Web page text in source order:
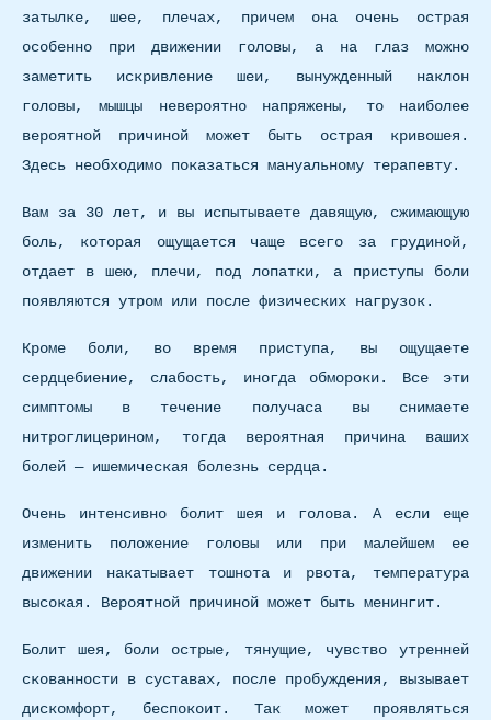
затылке, шее, плечах, причем она очень острая
особенно при движении головы, а на глаз можно
заметить искривление шеи, вынужденный наклон
головы, мышцы невероятно напряжены, то наиболее
вероятной причиной может быть острая кривошея.
Здесь необходимо показаться мануальному терапевту.
Вам за 30 лет, и вы испытываете давящую, сжимающую
боль, которая ощущается чаще всего за грудиной,
отдает в шею, плечи, под лопатки, а приступы боли
появляются утром или после физических нагрузок.
Кроме боли, во время приступа, вы ощущаете
сердцебиение, слабость, иногда обмороки. Все эти
симптомы в течение получаса вы снимаете
нитроглицерином, тогда вероятная причина ваших
болей — ишемическая болезнь сердца.
Очень интенсивно болит шея и голова. А если еще
изменить положение головы или при малейшем ее
движении накатывает тошнота и рвота, температура
высокая. Вероятной причиной может быть менингит.
Болит шея, боли острые, тянущие, чувство утренней
скованности в суставах, после пробуждения, вызывает
дискомфорт, беспокоит. Так может проявляться